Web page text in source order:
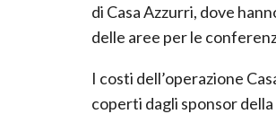
di Casa Azzurri, dove
delle aree per le
I costi dell’operazione
coperti dagli sponsor